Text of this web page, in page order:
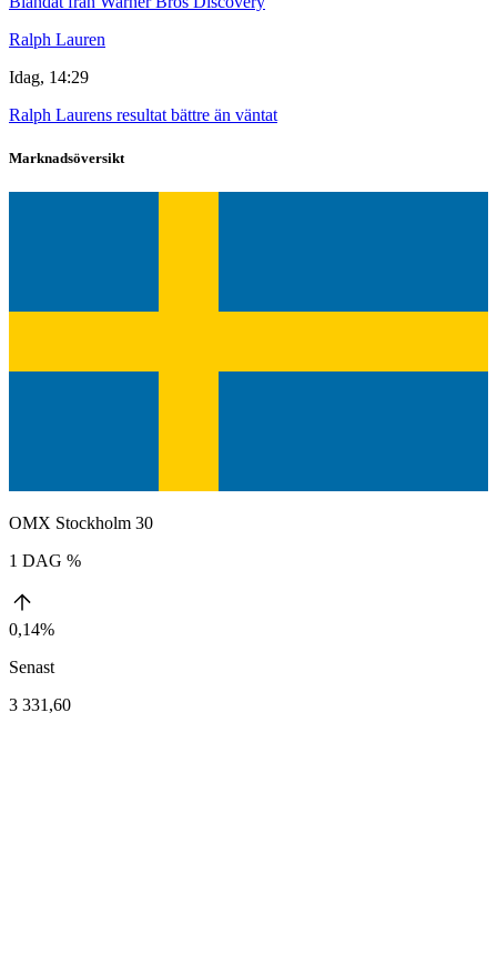
Ralph Lauren
Idag, 14:29
Ralph Laurens resultat bättre än väntat
Marknadsöversikt
OMX Stockholm 30
1 DAG %
0,14%
Senast
3 331,60